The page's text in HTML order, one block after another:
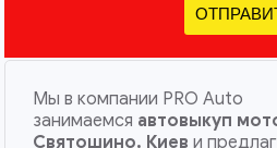
Мы в компании PRO Auto
занимаемся автовыкуп
Святошино, Киев и